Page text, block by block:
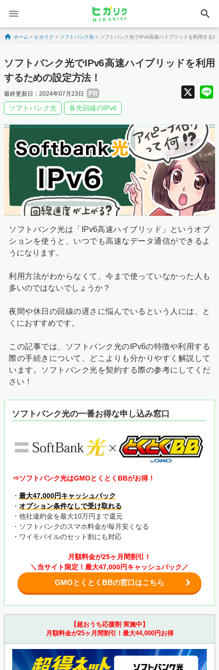
search
Skip to content
ホーム > ヒカリク > ソフトバンク光 > ソフトバンク光でIPv6高速ハイブリッドを利用するた
ソフトバンク光でIPv6高速ハイブリッドを利用
するための設定方法！
最終更新日：2024年07月23日 PR X
ソフトバンク光 各光回線のIPv6
ソフトバンク光は「IPv6高速ハイブリッド」というオプ
ションを使うと、いつでも高速なデータ通信ができるよ
うになります。
利用方法がわからなくて、今まで使っていなかった人も
多いのではないでしょうか？
夜間や休日の回線の遅さに悩んでいるという人には、と
くにおすすめです。
この記事では、ソフトバンク光のIPv6の特徴や利用する
際の手続きについて、どこよりも分かりやすく解説して
います。ソフトバンク光を契約する際の参考にしてくだ
さい！
ソフトバンク光の一番お得な申し込み窓口
⇒ソフトバンク光はGMOとくとくBBがお得！
・ 最大47,000円キャッシュバック
・ オプション条件なしで受け取れる
・他社違約金を最大10万円まで還元
・ソフトバンクのスマホ料金が毎月安くなる
・ワイモバイルのセット割にも対応
月額料金が25ヶ月間割引！
＼当サイト限定！最大47,000円キャッシュバック／
GMOとくとくBBの窓口はこちら
【超おうち応援割 実施中】
月額料金が25ヶ月間割引！最大44,000円お得